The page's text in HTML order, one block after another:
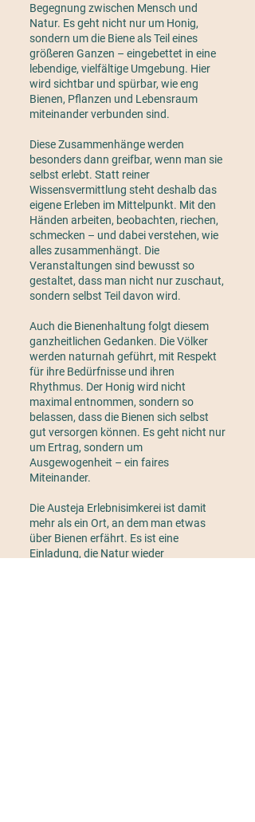
Begegnung zwischen Mensch und
Natur. Es geht nicht nur um Honig,
sondern um die Biene als Teil eines
größeren Ganzen – eingebettet in eine
lebendige, vielfältige Umgebung. Hier
wird sichtbar und spürbar, wie eng
Bienen, Pflanzen und Lebensraum
miteinander verbunden sind.
Diese Zusammenhänge werden
besonders dann greifbar, wenn man sie
selbst erlebt. Statt reiner
Wissensvermittlung steht deshalb das
eigene Erleben im Mittelpunkt. Mit den
Händen arbeiten, beobachten, riechen,
schmecken – und dabei verstehen, wie
alles zusammenhängt. Die
Veranstaltungen sind bewusst so
gestaltet, dass man nicht nur zuschaut,
sondern selbst Teil davon wird.
Auch die Bienenhaltung folgt diesem
ganzheitlichen Gedanken. Die Völker
werden naturnah geführt, mit Respekt
für ihre Bedürfnisse und ihren
Rhythmus. Der Honig wird nicht
maximal entnommen, sondern so
belassen, dass die Bienen sich selbst
gut versorgen können. Es geht nicht nur
um Ertrag, sondern um
Ausgewogenheit – ein faires
Miteinander.
Die Austeja Erlebnisimkerei ist damit
mehr als ein Ort, an dem man etwas
über Bienen erfährt. Es ist eine
Einladung, die Natur wieder